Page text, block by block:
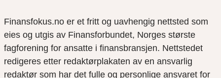
Finansfokus.no er et fritt og uavhengig nettsted som
eies og utgis av Finansforbundet, Norges største
fagforening for ansatte i finansbransjen. Nettstedet
redigeres etter redaktørplakaten av en ansvarlig
redaktør som har det fulle og personlige ansvaret for